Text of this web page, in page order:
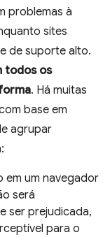
problemas à
sites
de suporte alto.
todos os
. Há muitas
base em
agrupar
em um navegador
será
ser prejudicada,
para o